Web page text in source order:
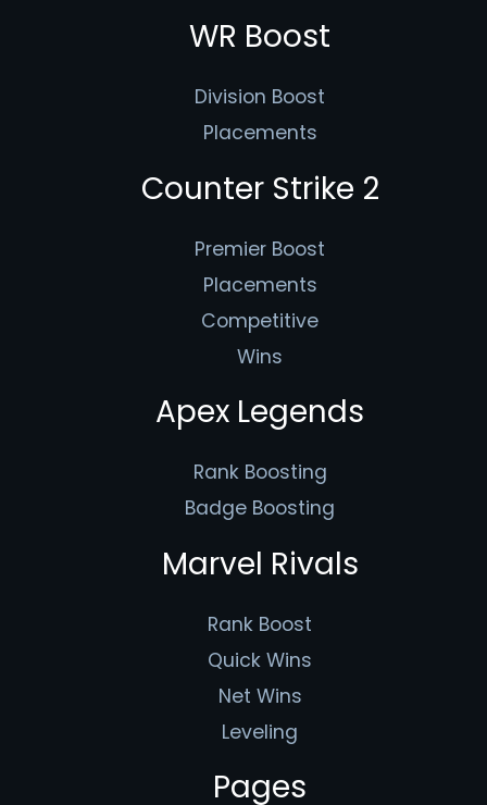
WR Boost
Division Boost
Placements
Counter Strike 2
Premier Boost
Placements
Competitive
Wins
Apex Legends
Rank Boosting
Badge Boosting
Marvel Rivals
Rank Boost
Quick Wins
Net Wins
Leveling
Pages